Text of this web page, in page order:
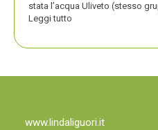
stata l’acqua Uliveto (stesso
Leggi tutto
www.lindaliguori.it